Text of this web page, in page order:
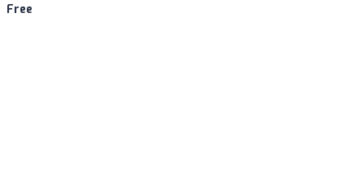
Free